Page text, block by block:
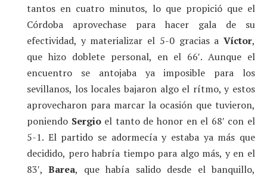
tantos en cuatro minutos, lo que propició que el
Córdoba aprovechase para hacer gala de su
efectividad, y materializar el 5-0 gracias a Víctor,
que hizo doblete personal, en el 66′. Aunque el
encuentro se antojaba ya imposible para los
sevillanos, los locales bajaron algo el rítmo, y estos
aprovecharon para marcar la ocasión que tuvieron,
poniendo Sergioel tanto de honor en el 68′ con el
5-1. El partido se adormecía y estaba ya más que
decidido, pero habría tiempo para algo más, y en el
83′,Barea, que había salido desde el banquillo,